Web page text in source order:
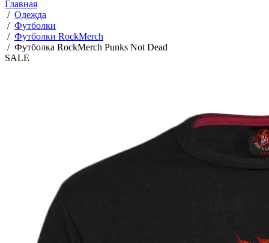
Главная
/ Одежда
/ Футболки
/ Футболки RockMerch
/ Футболка RockMerch Punks Not Dead
SALE